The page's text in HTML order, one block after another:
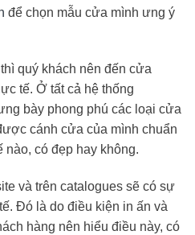
để chọn mẫu cửa mình ưng ý
quý khách nên đến cửa
tế. Ở tất cả hệ thống
bày phong phú các loại cửa
cánh cửa của mình chuẩn
nào, có đẹp hay không.
và trên catalogues sẽ có sự
Đó là do điều kiện in ấn và
hàng nên hiểu điều này, có